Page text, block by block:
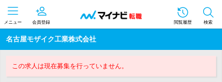
メニュー 会員登録 閲覧履歴 検索
名古屋モザイク工業株式会社
この求人は現在募集を行っていません。